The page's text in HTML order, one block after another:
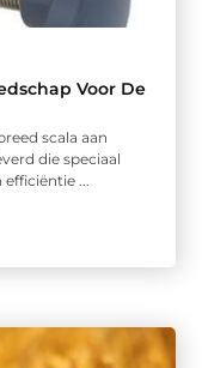
Voor De
scala aan
die speciaal
...